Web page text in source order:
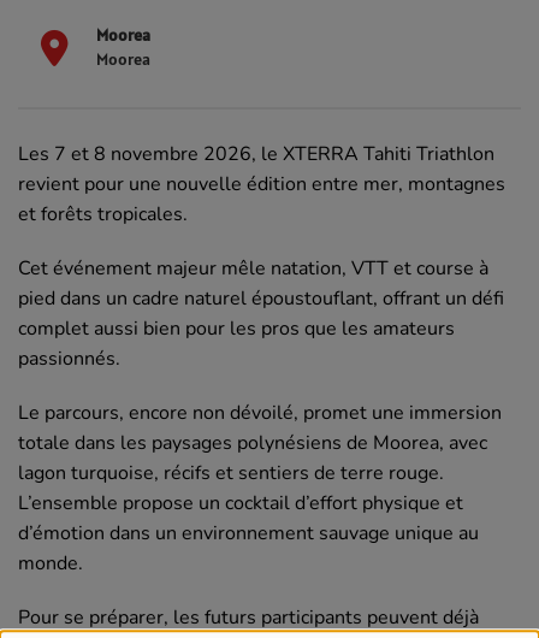
Moorea
Moorea
Les 7 et 8 novembre 2026, le XTERRA Tahiti Triathlon
revient pour une nouvelle édition entre mer, montagnes
et forêts tropicales.
Cet événement majeur mêle natation, VTT et course à
pied dans un cadre naturel époustouflant, offrant un défi
complet aussi bien pour les pros que les amateurs
passionnés.
Le parcours, encore non dévoilé, promet une immersion
totale dans les paysages polynésiens de Moorea, avec
lagon turquoise, récifs et sentiers de terre rouge.
L’ensemble propose un cocktail d’effort physique et
d’émotion dans un environnement sauvage unique au
monde.
Pour se préparer, les futurs participants peuvent déjà